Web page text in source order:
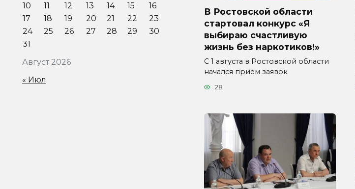
В Ростовской области
стартовал конкурс «Я
выбираю счастливую
жизнь без наркотиков!»
С 1 августа в Ростовской области
начался приём заявок
28
Август 2026
10
11 12 13 14 15
16
17
18 19 20 21 22
23
24
25 26 27 28 29
30
31
« Июл